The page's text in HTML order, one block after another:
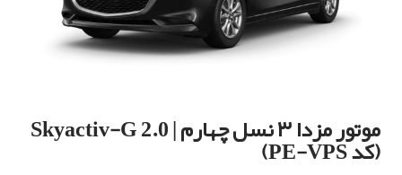
موتور مزدا ۳ نسل چهارم | Skyactiv-G 2.0
(کد PE-VPS)